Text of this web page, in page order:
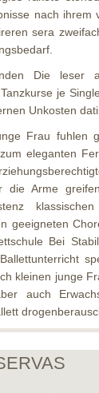
nach ihrem
sera
Die leser
je
Unkosten
Frau fuhlen
eleganten
die Arme
geeigneten
Bei
kleinen junge
auch